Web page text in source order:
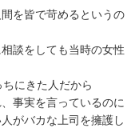
を皆で苛めるというの
談をしても当時の女性
にきた人だから
事実を言っているのに
がバカな上司を擁護し